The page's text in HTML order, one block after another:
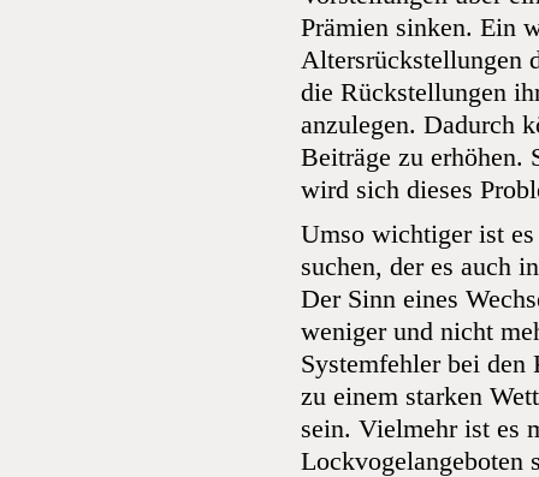
Prämien sinken. Ein
Altersrückstellungen
die Rückstellungen
anzulegen. Dadurch
Beiträge zu erhöhen.
wird sich dieses
Umso wichtiger ist
suchen, der es auch
Der Sinn eines
weniger und nicht
Systemfehler bei den
zu einem starken
sein. Vielmehr ist es
Lockvogelangeboten